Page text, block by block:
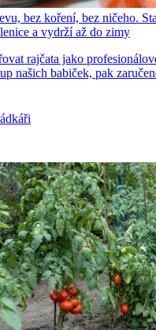
bez koření, bez ničeho.
a vydrží až do zimy
rajčata jako
našich babiček, pak